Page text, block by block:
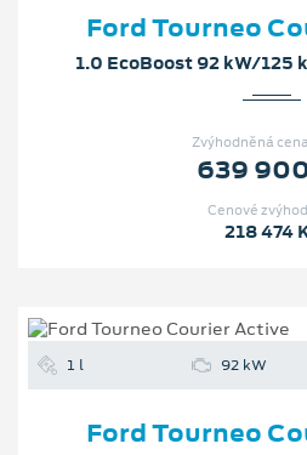
Ford Tourneo
1.0 EcoBoost 92 kW/125
Zvýhodněná
639
Cenové
218 474
1 l 92 kW
Ford Tourneo